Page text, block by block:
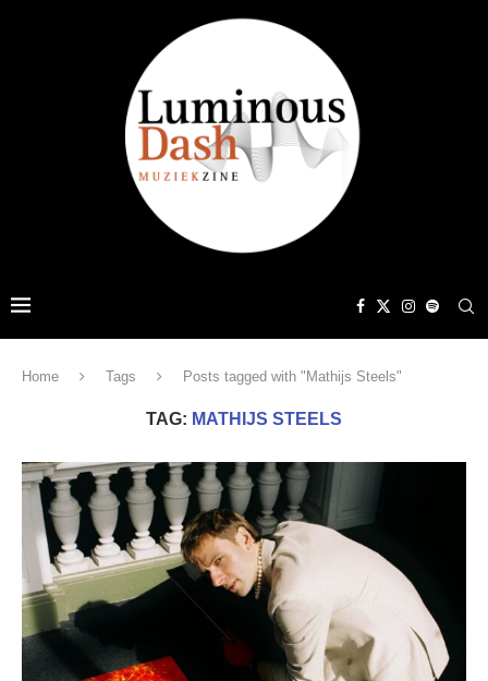
Home Tags Posts tagged with "Mathijs Steels"
TAG: MATHIJS STEELS